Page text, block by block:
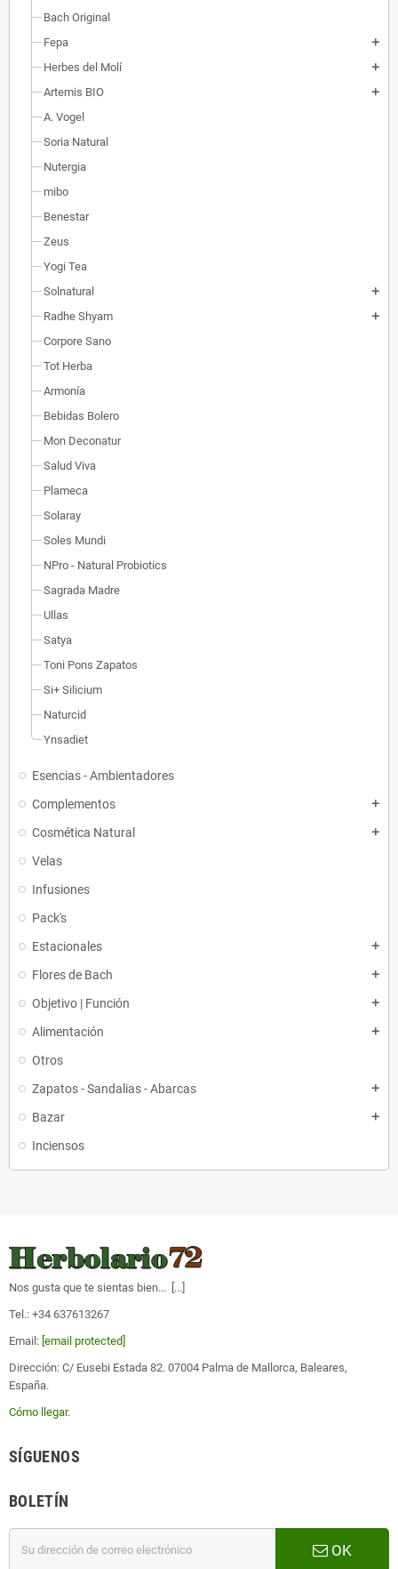
Bach Original
Fepa
add
Herbes del Molí add
Artemis BIO add
A. Vogel
Soria Natural
Nutergia
mibo
Benestar
Zeus
Yogi Tea
Solnatural
add
Radhe Shyam add
Corpore Sano
Tot Herba
Armonía
Bebidas Bolero
Mon Deconatur
Salud Viva
Plameca
Solaray
Soles Mundi
NPro - Natural Probiotics
Sagrada Madre
Ullas
Satya
Toni Pons Zapatos
Si+ Silicium
Naturcid
Ynsadiet
Esencias - Ambientadores
Complementos
add
Cosmética Natural add
Velas
Infusiones
Pack's
Estacionales
add
Flores de Bach add
Objetivo | Función add
Alimentación add
Otros
Zapatos - Sandalias - Abarcas
add
Bazar add
Inciensos
Nos gusta que te sientas bien... [...]
Tel.: +34 637613267
Email: [email protected]
Dirección: C/ Eusebi Estada 82. 07004 Palma de Mallorca, Baleares,
España.
Cómo llegar.
SÍGUENOS
BOLETÍN
OK